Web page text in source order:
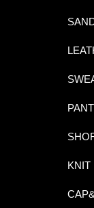
KNIT